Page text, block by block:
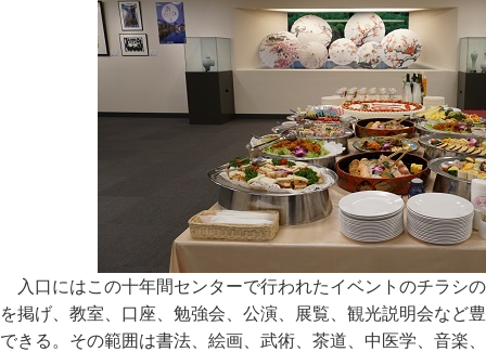
入口にはこの十年間センターで行われたイベントのチラシ
を掲げ、教室、口座、勉強会、公演、展覧、観光説明会など
できる。その範囲は書法、絵画、武術、茶道、中医学、音楽